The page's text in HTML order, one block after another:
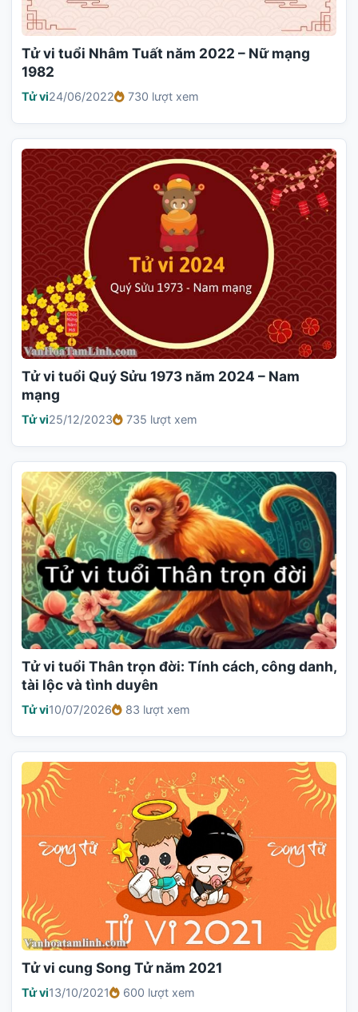
Tử vi tuổi Nhâm Tuất năm 2022 – Nữ mạng
1982
Tử vi24/06/2022 730 lượt xem
Tử vi tuổi Quý Sửu 1973 năm 2024 – Nam
mạng
Tử vi25/12/2023 735 lượt xem
Tử vi tuổi Thân trọn đời: Tính cách, công danh,
tài lộc và tình duyên
Tử vi10/07/2026 83 lượt xem
Tử vi cung Song Tử năm 2021
Tử vi13/10/2021 600 lượt xem